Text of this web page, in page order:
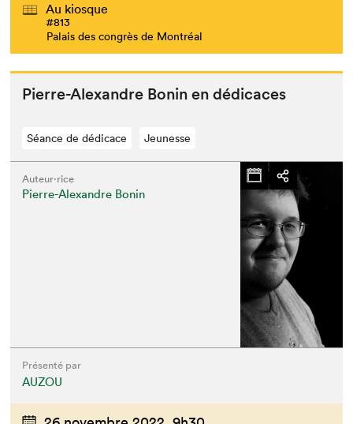
Au kiosque
#813
Palais des congrès de Montréal
Pierre-Alexan­dre Bonin en dédicaces
Séance de dédicace Jeunesse
Auteur·rice
Pierre-Alexandre Bonin
Présenté par
AUZOU